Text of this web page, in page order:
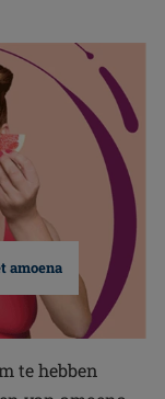
amoena
te hebben